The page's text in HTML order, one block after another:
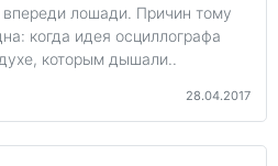
впереди лошади. Причин тому
когда идея осциллографа
которым дышали..
28.04.2017